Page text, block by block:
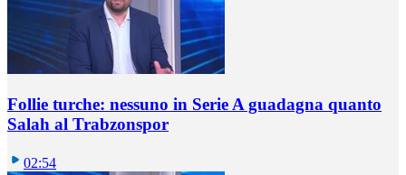
Follie turche: nessuno in Serie A guadagna quanto
Salah al Trabzonspor
02:54